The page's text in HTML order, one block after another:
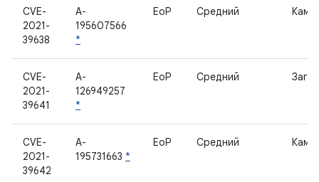
CVE-
2021-
39638
A-
195607566
*
EoP Средний
CVE-
2021-
39641
A-
126949257
*
EoP Средний
CVE-
2021-
39642
A-
195731663 *
EoP Средний